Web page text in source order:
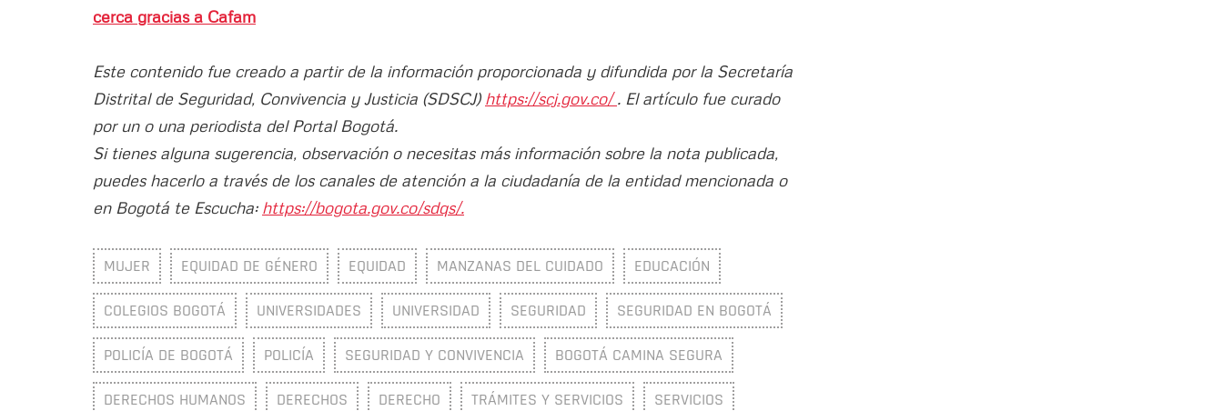
cerca gracias a Cafam
Este contenido fue creado a partir de la información proporcionada y difundida por la Secretaría
Distrital de Seguridad, Convivencia y Justicia (SDSCJ) https://scj.gov.co/. El artículo fue curado
por un o una periodista del Portal Bogotá.
Si tienes alguna sugerencia, observación o necesitas más información sobre la nota publicada,
puedes hacerlo a través de los canales de atención a la ciudadanía de la entidad mencionada o
en Bogotá te Escucha: https://bogota.gov.co/sdqs/.
MUJER EQUIDAD DE GÉNERO EQUIDAD MANZANAS DEL CUIDADO EDUCACIÓN
COLEGIOS BOGOTÁ UNIVERSIDADES UNIVERSIDAD SEGURIDAD SEGURIDAD EN BOGOTÁ
POLICÍA DE BOGOTÁ POLICÍA SEGURIDAD Y CONVIVENCIA BOGOTÁ CAMINA SEGURA
DERECHOS HUMANOS DERECHOS DERECHO TRÁMITES Y SERVICIOS SERVICIOS